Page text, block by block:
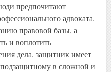
предпочитают
адвоката.
правовой базы, а
и воплотить
дела, защитник имеет
в сложной и